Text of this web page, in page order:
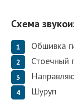
Схема
Обшивка
Стоечный
Шуруп